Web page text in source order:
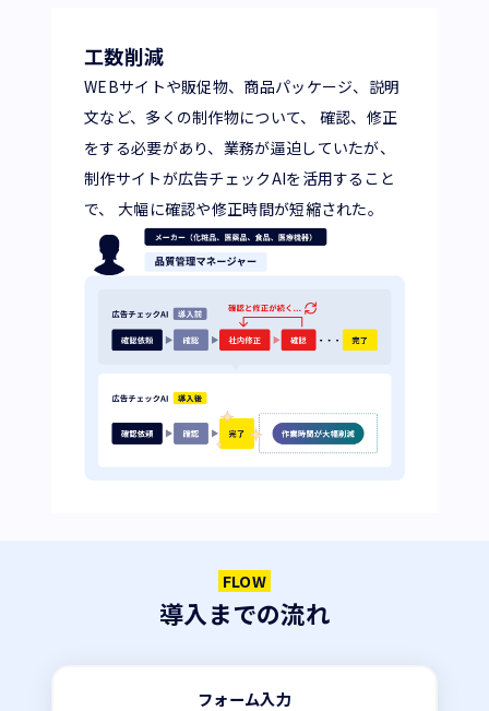
工数削減
WEBサイトや販促物、商品パッケージ、説明
文など、多くの制作物について、 確認、修正
をする必要があり、業務が逼迫していたが、
制作サイトが広告チェックAIを活用すること
で、 大幅に確認や修正時間が短縮された。
FLOW
導入までの流れ
フォーム入力